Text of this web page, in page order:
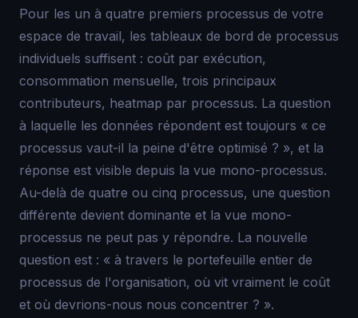
Pour les un à quatre premiers processus de votre
espace de travail, les tableaux de bord de processus
individuels suffisent : coût par exécution,
consommation mensuelle, trois principaux
contributeurs, heatmap par processus. La question
à laquelle les données répondent est toujours « ce
processus vaut-il la peine d'être optimisé ? », et la
réponse est visible depuis la vue mono-processus.
Au-delà de quatre ou cinq processus, une question
différente devient dominante et la vue mono-
processus ne peut pas y répondre. La nouvelle
question est : « à travers le portefeuille entier de
processus de l'organisation, où vit vraiment le coût
et où devrions-nous nous concentrer ? ».